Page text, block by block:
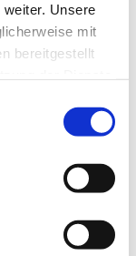
Unsere
mit
bereitgestellt